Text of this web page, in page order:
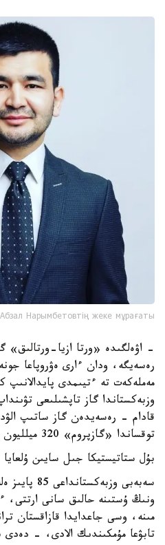
Нарымбетовтің жеке мұрағаты
- اۋەلگىدە «ورتا ازيا-ورتالىق»
رەسەيگە، ودان ءارى ەۋروپاعا
وزبەكستاندا گاز تاپشىلىعى
قادام - رەسەيدەن گاز ساتىپ
توقساندا «گازپروم» 320 ميلليون دوللارعا كەلىسىم جاسادى.
بۇل ستاتيستيكا جىل سايىن
سەبەبى
ونىڭ ۇستىنە حالىق سانى
مىنە، وسى جاعدايدا قازاقستان
تابۋعا مۇمكىندىك الادى، - دەدى